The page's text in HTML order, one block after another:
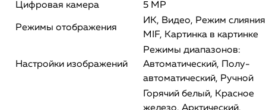
Цифровая камера
5 MP
Режимы отображения
ИК, Видео, Режим слияния
MIF, Картинка в картинке
Настройки изображений
Режимы диапазонов:
Автоматический, Полу-
автоматический, Ручной
Горячий белый, Красное